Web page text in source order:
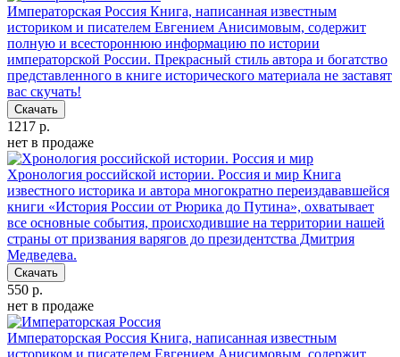
Императорская Россия Книга, написанная известным
историком и писателем Евгением Анисимовым, содержит
полную и всестороннюю информацию по истории
императорской России. Прекрасный стиль автора и богатство
представленного в книге исторического материала не заставят
вас скучать!
Скачать
1217 р.
нет в продаже
Хронология российской истории. Россия и мир Книга
известного историка и автора многократно переиздававшейся
книги «История России от Рюрика до Путина», охватывает
все основные события, происходившие на территории нашей
страны от призвания варягов до президентства Дмитрия
Медведева.
Скачать
550 р.
нет в продаже
Императорская Россия Книга, написанная известным
историком и писателем Евгением Анисимовым, содержит